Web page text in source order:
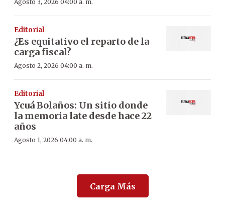
Agosto 3, 2026 04:00 a. m.
Editorial
¿Es equitativo el reparto de la
carga fiscal?
Agosto 2, 2026 04:00 a. m.
Editorial
Ycuá Bolaños: Un sitio donde
la memoria late desde hace 22
años
Agosto 1, 2026 04:00 a. m.
Carga Más